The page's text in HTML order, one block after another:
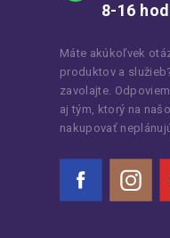
8-16 hod
Máte akúkoľvek
produktov a
zavolajte.
aj tým, ktorý na
nakupovať
Instagram